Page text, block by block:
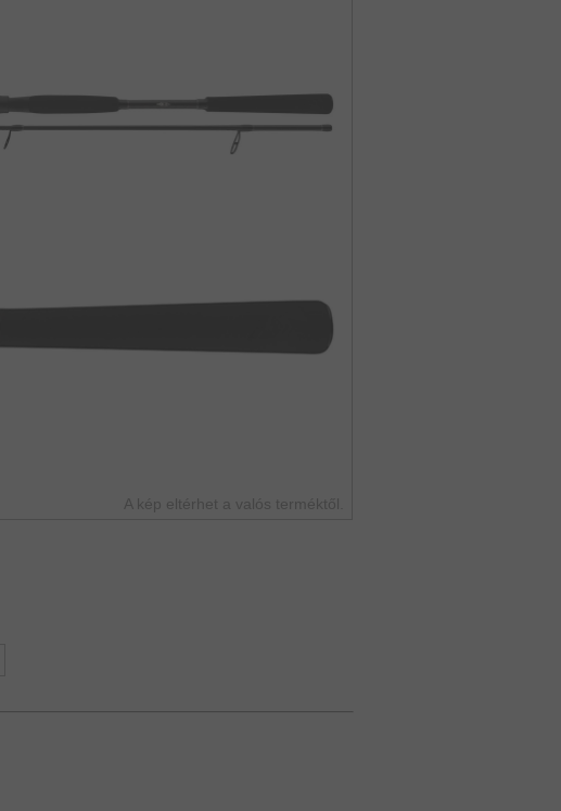
A kép eltérhet a valós terméktől.